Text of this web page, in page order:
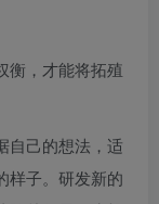
衡，才能将拓殖
自己的想法，适
样子。研发新的